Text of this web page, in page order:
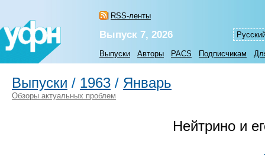
RSS-ленты
Выпуск 7, 2026
Выпуски Авторы PACS Подписчикам
Выпуски / 1963 / Январь
Обзоры актуальных проблем
Нейтрино и